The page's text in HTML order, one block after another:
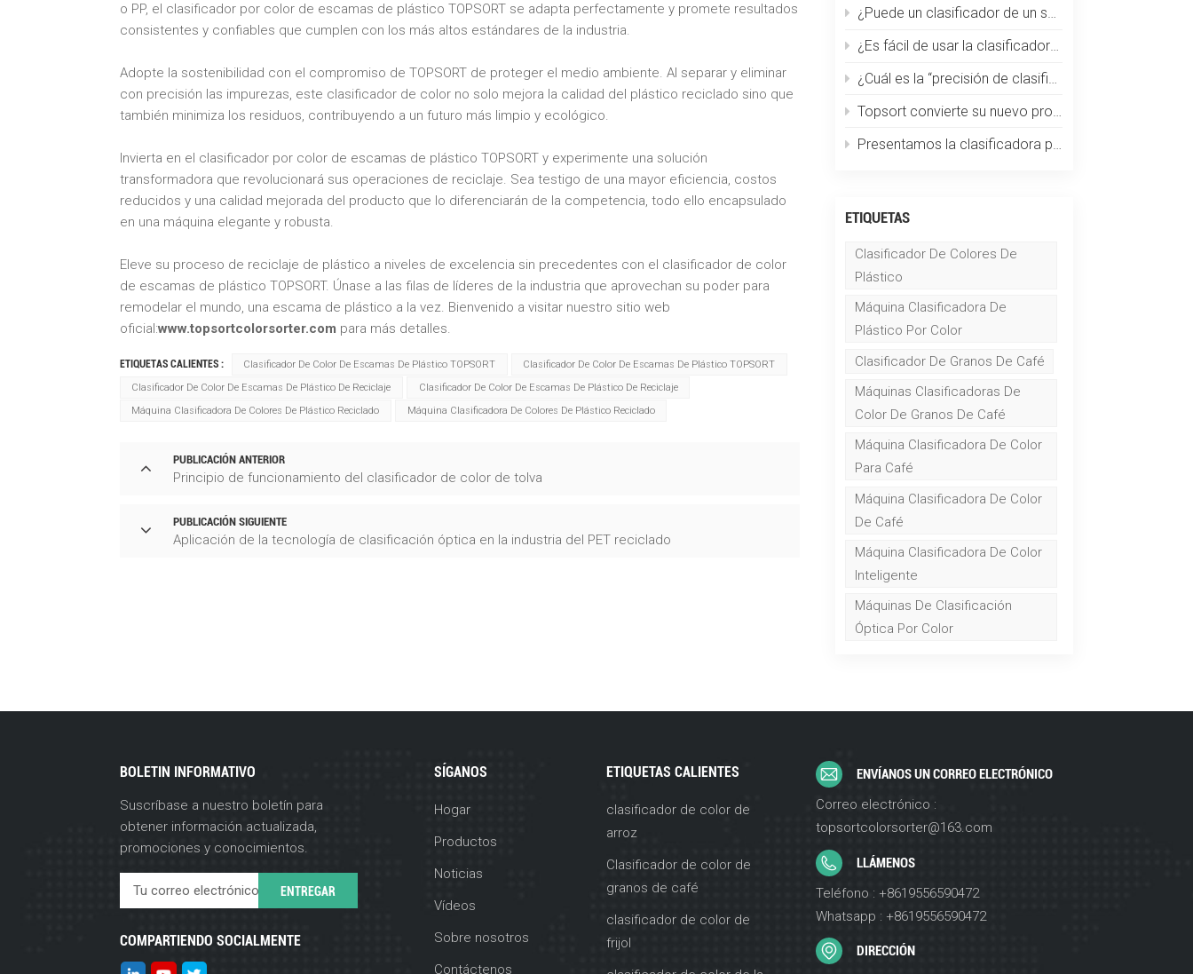
¿Puede un clasificador de un solo color manejar múltiples materiales?
¿Es fácil de usar la clasificadora de café por color? ¿Requiere capacitación especializada?
¿Cuál es la “precisión de clasificación” de una máquina clasificadora óptica de color?
Topsort convierte su nuevo producto en el clasificador de color más pequeño del mundo
Presentamos la clasificadora por color de trigo Topsort: una revolución en la tecnología de clasificación de granos
ETIQUETAS
Clasificador De Colores De
Plástico
Máquina Clasificadora De
Plástico Por Color
Clasificador De Granos De Café
Máquinas Clasificadoras De
Color De Granos De Café
Máquina Clasificadora De Color
Para Café
Máquina Clasificadora De Color
De Café
Máquina Clasificadora De Color
Inteligente
Máquinas De Clasificación
Óptica Por Color
o PP, el clasificador por color de escamas de plástico TOPSORT se adapta perfectamente y promete resultados
consistentes y confiables que cumplen con los más altos estándares de la industria.
Adopte la sostenibilidad con el compromiso de TOPSORT de proteger el medio ambiente. Al separar y eliminar
con precisión las impurezas, este clasificador de color no solo mejora la calidad del plástico reciclado sino que
también minimiza los residuos, contribuyendo a un futuro más limpio y ecológico.
Invierta en el clasificador por color de escamas de plástico TOPSORT y experimente una solución
transformadora que revolucionará sus operaciones de reciclaje. Sea testigo de una mayor eficiencia, costos
reducidos y una calidad mejorada del producto que lo diferenciarán de la competencia, todo ello encapsulado
en una máquina elegante y robusta.
Eleve su proceso de reciclaje de plástico a niveles de excelencia sin precedentes con el clasificador de color
de escamas de plástico TOPSORT. Únase a las filas de líderes de la industria que aprovechan su poder para
remodelar el mundo, una escama de plástico a la vez. Bienvenido a visitar nuestro sitio web
oficial:www.topsortcolorsorter.com para más detalles.
ETIQUETAS CALIENTES : Clasificador De Color De Escamas De Plástico TOPSORT
Clasificador De Color De Escamas De Plástico TOPSORT
Clasificador De Color De Escamas De Plástico De Reciclaje
Clasificador De Color De Escamas De Plástico De Reciclaje
Máquina Clasificadora De Colores De Plástico Reciclado
Máquina Clasificadora De Colores De Plástico Reciclado
PUBLICACIÓN ANTERIOR
Principio de funcionamiento del clasificador de color de tolva
PUBLICACIÓN SIGUIENTE
Aplicación de la tecnología de clasificación óptica en la industria del PET reciclado
BOLETIN INFORMATIVO
Suscríbase a nuestro boletín para
obtener información actualizada,
promociones y conocimientos.
COMPARTIENDO SOCIALMENTE
SÍGANOS
Hogar
Productos
Noticias
Vídeos
Sobre nosotros
Contáctenos
ETIQUETAS CALIENTES
clasificador de color de
arroz
Clasificador de color de
granos de café
clasificador de color de
frijol
ENVÍANOS UN CORREO ELECTRÓNICO
Correo electrónico :
topsortcolorsorter@163.com
LLÁMENOS
Teléfono : +8619556590472
Whatsapp : +8619556590472
DIRECCIÓN